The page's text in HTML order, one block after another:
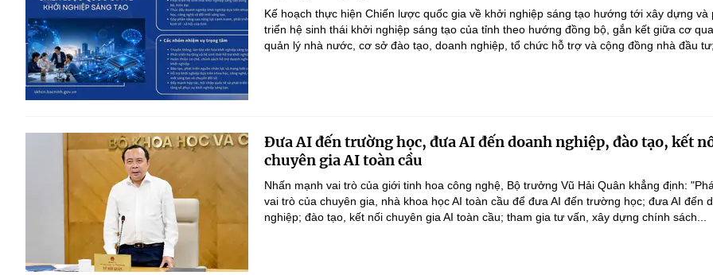
Kế hoạch thực hiện Chiến lược quốc gia về khởi nghiệp sáng tạo hướng tới xây dựng và
triển hệ sinh thái khởi nghiệp sáng tạo của tỉnh theo hướng đồng bộ, gắn kết giữa cơ
quản lý nhà nước, cơ sở đào tạo, doanh nghiệp, tổ chức hỗ trợ và cộng đồng nhà đầu
Đưa AI đến trường học, đưa AI đến doanh nghiệp, đào tạo, kết
chuyên gia AI toàn cầu
Nhấn mạnh vai trò của giới tinh hoa công nghệ, Bộ trưởng Vũ Hải Quân khẳng định:
vai trò của chuyên gia, nhà khoa học AI toàn cầu để đưa AI đến trường học; đưa AI đến
nghiệp; đào tạo, kết nối chuyên gia AI toàn cầu; tham gia tư vấn, xây dựng chính sách...